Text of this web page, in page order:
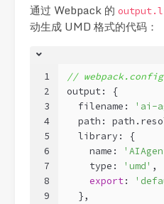
通过 Webpack 的
动生成 UMD 格式的代码：
1
2
3
4
5
6
7
8
9
//
output: {
  filename:
'ai-
path:
  library: {
    name:
    type:
'umd' ,
export:
  },